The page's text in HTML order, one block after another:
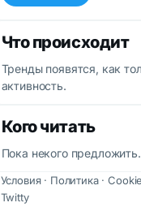
Что происходит
Тренды появятся, как
активность.
Кого читать
Пока некого предложить.
Условия· Политика·Cookie
Twitty